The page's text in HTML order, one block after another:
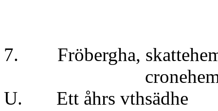
7. Fröbergha,
U. Ett åhrs